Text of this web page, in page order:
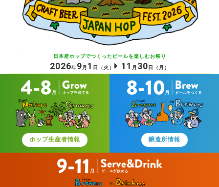
日本産ホップでつくったビールを楽しむお祭り
2026年9 月 1 日 （火） 11 月 30 日 （月）
ホップ生産者情報 醸造所情報